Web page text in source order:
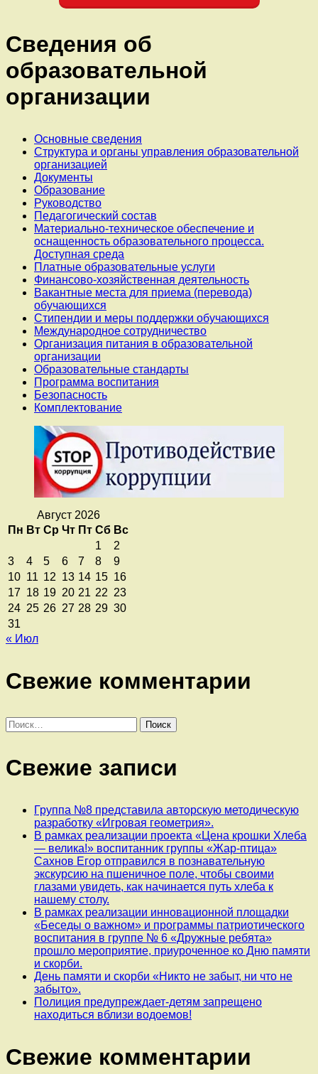
Сведения об
образовательной
организации
Основные сведения
Структура и органы управления образовательной
организацией
Документы
Образование
Руководство
Педагогический состав
Материально-техническое обеспечение и
оснащенность образовательного процесса.
Доступная среда
Платные образовательные услуги
Финансово-хозяйственная деятельность
Вакантные места для приема (перевода)
обучающихся
Стипендии и меры поддержки обучающихся
Международное сотрудничество
Организация питания в образовательной
организации
Образовательные стандарты
Программа воспитания
Безопасность
Комплектование
Август 2026
Пн Вт Ср Чт Пт Сб Вс
1
2
3
4 5 6 7 8
9
10 11 12 13 14 15 16
17 18 19 20 21 22 23
24 25 26 27 28 29 30
31
« Июл
Свежие комментарии
Найти:
Свежие записи
Группа №8 представила авторскую методическую
разработку «Игровая геометрия».
В рамках реализации проекта «Цена крошки Хлеба
— велика!» воспитанник группы «Жар-птица»
Сахнов Егор отправился в познавательную
экскурсию на пшеничное поле, чтобы своими
глазами увидеть, как начинается путь хлеба к
нашему столу.
В рамках реализации инновационной площадки
«Беседы о важном» и программы патриотического
воспитания в группе № 6 «Дружные ребята»
прошло мероприятие, приуроченное ко Дню памяти
и скорби.
День памяти и скорби «Никто не забыт, ни что не
забыто».
Полиция предупреждает-детям запрещено
находиться вблизи водоемов!
Свежие комментарии